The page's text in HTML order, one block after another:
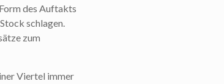
des Auftakts
schlagen.
zum
Viertel immer